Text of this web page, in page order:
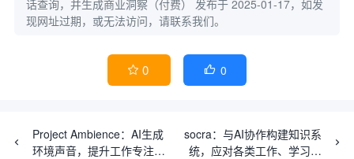
话查询，并生成商业洞察（付费）
发布于 2025-01-17，如发
现网址过期，或无法访问，请联系我们。
 0  0
Project Ambience：AI生成
环境声音，提升工作专注力
socra：与AI协作构建知识系
统，应对各类工作、学习挑